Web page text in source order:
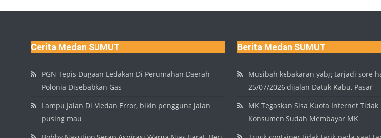
Cerita Medan SUMUT
PGN Tepis Dugaan Ledakan Di Perumahan Daerah
Polonia Disebabkan Gas
Lampu Jalan Di Medan Error, bikin pengguna jalan
pusing mau
Berita Medan SUMUT
Musibah kebakaran yabg tarjadi sore
25/07/2026 dijalan Datuk Kabu, Pasar
MK Tegaskan Sisa Kuota Internet Tidak
Konsumen Sudah Membayar MK